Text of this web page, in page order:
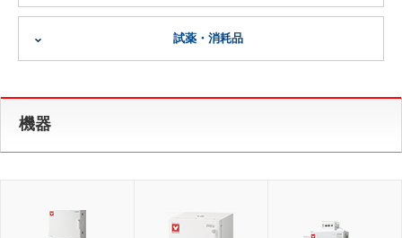
試薬・消耗品
機器